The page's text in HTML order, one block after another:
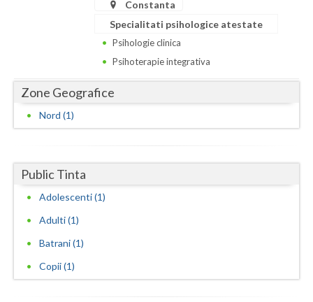
Dolj
Galati
Gorj
Harghita
Constanta
Specialitati psihologice atestate
Psihologie clinica
Psihoterapie integrativa
Zone Geografice
Nord (1)
Public Tinta
Adolescenti (1)
Adulti (1)
Batrani (1)
Copii (1)